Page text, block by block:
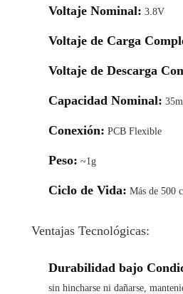
Voltaje Nominal: 3.8V
Voltaje de Carga
Voltaje de Descarga
Capacidad Nominal:
Conexión: PCB Flexible
Peso: ~1g
Ciclo de Vida: Más de 500
Ventajas Tecnológicas:
Durabilidad bajo
sin hincharse ni dañarse,